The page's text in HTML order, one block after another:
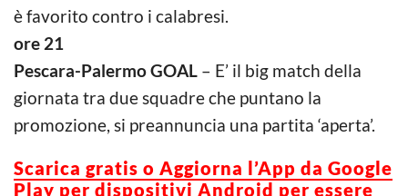
è favorito contro i calabresi.
ore 21
Pescara-Palermo GOAL – E’ il big match della
giornata tra due squadre che puntano la
promozione, si preannuncia una partita ‘aperta’.
Scarica gratis o Aggiorna l’App da Google
Play per dispositivi Android per essere